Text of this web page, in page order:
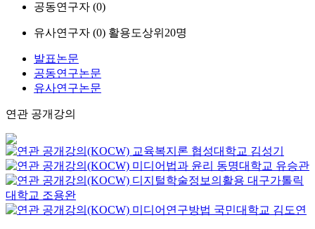
공동연구자 (0)
유사연구자 (0) 활용도상위20명
발표논문
공동연구논문
유사연구논문
연관 공개강의
교육복지론 협성대학교 김성기
미디어법과 윤리 동명대학교 유승관
디지털학술정보의활용 대구가톨릭
대학교 조용완
미디어연구방법 국민대학교 김도연